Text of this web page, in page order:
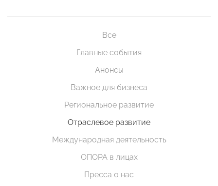
Все
Главные события
Анонсы
Важное для бизнеса
Региональное развитие
Отраслевое развитие
Международная деятельность
ОПОРА в лицах
Пресса о нас